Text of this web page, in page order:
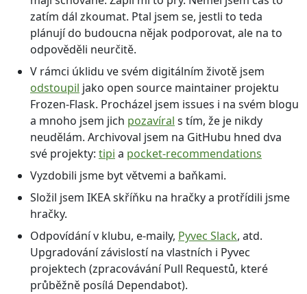
zatím dál zkoumat. Ptal jsem se, jestli to teda
plánují do budoucna nějak podporovat, ale na to
odpověděli neurčitě.
V rámci úklidu ve svém digitálním životě jsem
odstoupil jako open source maintainer projektu
Frozen-Flask. Procházel jsem issues i na svém blogu
a mnoho jsem jich pozavíral s tím, že je nikdy
neudělám. Archivoval jsem na GitHubu hned dva
své projekty: tipi a pocket-recommendations
Vyzdobili jsme byt větvemi a baňkami.
Složil jsem IKEA skříňku na hračky a protřídili jsme
hračky.
Odpovídání v klubu, e-maily, Pyvec Slack, atd.
Upgradování závislostí na vlastních i Pyvec
projektech (zpracovávání Pull Requestů, které
průběžně posílá Dependabot).